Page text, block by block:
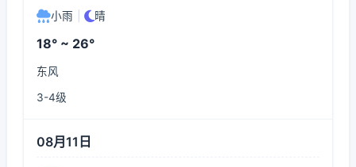
小雨 晴
18° ~ 26°
东风
3-4级
08月11日